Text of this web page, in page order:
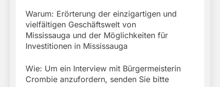
Warum: Erörterung der einzigartigen und
vielfältigen Geschäftswelt von
Mississauga und der Möglichkeiten für
Investitionen in Mississauga
Wie: Um ein Interview mit Bürgermeisterin
Crombie anzufordern, senden Sie bitte